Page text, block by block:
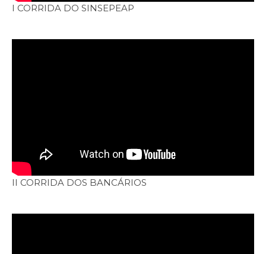
I CORRIDA DO SINSEPEAP
II CORRIDA DOS BANCÁRIOS